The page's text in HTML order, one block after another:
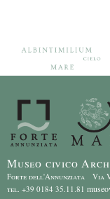
Museo civico
Forte dell'Annunziata Via
tel. +39 0184 35.11.81